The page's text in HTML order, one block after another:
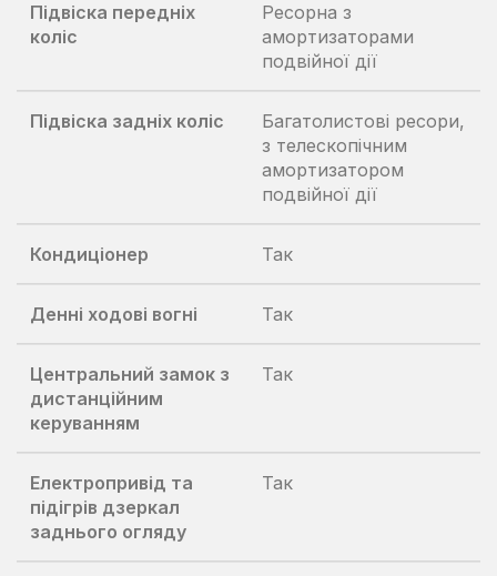
Підвіска передніх
коліс
Ресорна з
амортизаторами
подвійної дії
Підвіска задніх коліс
Багатолистові ресори,
з телескопічним
амортизатором
подвійної дії
Кондиціонер Так
Денні ходові вогні Так
Центральний замок з
дистанційним
керуванням
Так
Електропривід та
підігрів дзеркал
заднього огляду
Так